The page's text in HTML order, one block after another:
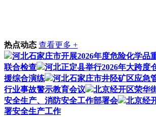
热点动态 查看更多 +
河北石家庄市开展2026年度危险化学品
联合检查
河北正定县举行2026年大跨度
援综合演练
河北石家庄市井陉矿区应急
行业事故警示教育会议
北京经开区荣华
安全生产、消防安全工作部署会
北京经
署安全生产工作